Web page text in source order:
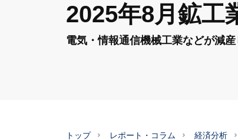
2025年8月鉱工
電気・情報通信機械工業などが減
トップ レポート・コラム 経済分析